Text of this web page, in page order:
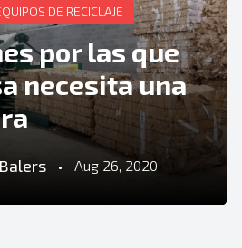
DE RECICLAJE
por las que
necesita una
• Aug 26, 2020